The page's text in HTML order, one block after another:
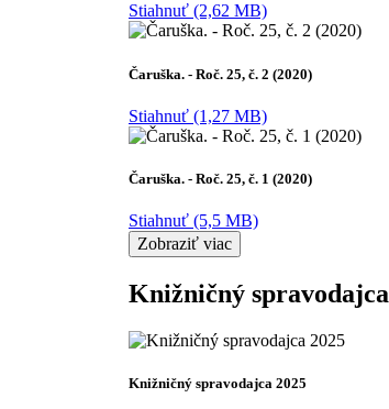
Stiahnuť (2,62 MB)
Čaruška. - Roč. 25, č. 2 (2020)
Stiahnuť (1,27 MB)
Čaruška. - Roč. 25, č. 1 (2020)
Stiahnuť (5,5 MB)
Zobraziť viac
Knižničný spravodajca
Knižničný spravodajca 2025